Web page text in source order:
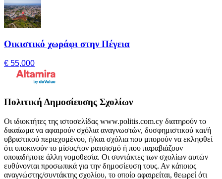
Οικιστικό χωράφι στην Πέγεια
€ 55,000
Πολιτική Δημοσίευσης Σχολίων
Οι ιδιοκτήτες της ιστοσελίδας www.politis.com.cy διατηρούν το
δικαίωμα να αφαιρούν σχόλια αναγνωστών, δυσφημιστικού και/ή
υβριστικού περιεχομένου, ή/και σχόλια που μπορούν να εκληφθεί
ότι υποκινούν το μίσος/τον ρατσισμό ή που παραβιάζουν
οποιαδήποτε άλλη νομοθεσία. Οι συντάκτες των σχολίων αυτών
ευθύνονται προσωπικά για την δημοσίευση τους. Αν κάποιος
αναγνώστης/συντάκτης σχολίου, το οποίο αφαιρείται, θεωρεί ότι